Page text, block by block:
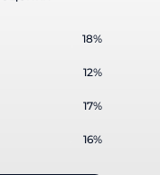
18%
12%
17%
16%